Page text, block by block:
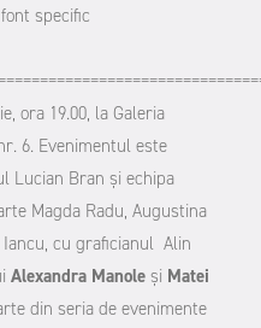
specific
ora 19.00, la Galeria
6. Evenimentul este
Lucian Bran și echipa
Magda Radu, Augustina
cu graficianul Alin
Alexandra Manole și Matei
din seria de evenimente